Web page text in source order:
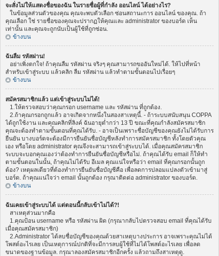
จะสั่งไม่ให้แสดงชื่อของฉัน ในรายชื่อผู้ที่กำลัง ออนไลน์ ได้อย่างไร?
ในข้อมูลส่วนตัวของคุณ คุณจะพบตัวเลือก ซ่อนสถานะการ ออนไลน์ ของคุณ. ถ้า
คุณเลือก ใช่ รายชื่อของคุณจะปรากฏให้คุณและ administrator ของบอร์ด เห็น
เท่านั้น และคุณจะถูกนับเป็นผู้ใช้ที่ถูกซ่อน.
ข้างบน
ฉันลืม รหัสผ่าน!
อย่าเพิ่งตกใจ! ถ้าคุณลืม รหัสผ่าน จริงๆ คุณสามารถขออันใหม่ได้. ให้ไปที่หน้า
สำหรับเข้าสู่ระบบ แล้วคลิก ลืม รหัสผ่าน แล้วทำตามขั้นตอนไปเรื่อยๆ
ข้างบน
สมัครสมาชิกแล้ว แต่เข้าสู่ระบบไม่ได้!
1.ให้ตรวจสอบว่าคุณกรอก username และ รหัสผ่าน ที่ถูกต้อง.
2.ถ้าคุณกรอกถูกแล้ว อาจเกิดจากหนึ่งในสองสาเหตุนี้. - ถ้าระบบสนับสนุน COPPA
ได้ถูกใช้งาน และคุณคลิกที่ลิงค์ ฉันอายุต่ำกว่า 13 ปี ขณะที่คุณกำลังสมัครสมาชิก
คุณจะต้องทำตามขั้นตอนที่คุณได้รับ. - อาจเป็นเพราะชื่อบัญชีของคุณยังไม่ได้รับการ
ยืนยัน บางบอร์ดจะต้องมีการยืนยันชื่อบัญชีหลังทำการสมัครสมาชิก ทั้งโดยตัวคุณ
เอง หรือโดย administrator คุณจึงจะสามารถเข้าสู่ระบบได้. เมื่อคุณสมัครสมาชิก
ระบบจะบอกคุณเองว่าต้องทำการยืนยันชื่อบัญชีหรือไม่. ถ้าคุณได้รับ email ก็ให้ทำ
ตามขั้นตอนในนั้น, ถ้าคุณไม่ได้รับ อีเมล คุณแน่ใจหรือว่า email ที่คุณกรอกนั้นถูก
ต้อง? เหตุผลเดียวที่ต้องทำการยืนยันชื่อบัญชีคือ เพื่อลดการปลอมแปลงตัวเข้ามาสู่
บอร์ด. ถ้าคุณแน่ใจว่า email นั้นถูกต้อง กรุณาติดต่อ administrator ของบอร์ด.
ข้างบน
ฉันเคยเข้าสู่ระบบได้ แต่ตอนนี้กลับเข้าไม่ได้?!
สาเหตุส่วนมากคือ
1.คุณป้อน username หรือ รหัสผ่าน ผิด (กรุณากลับไปตรวจสอบ email ที่คุณได้รับ
เมื่อคุณสมัครสมาชิก)
2.Administrator ได้ลบชื่อบัญชีของคุณด้วยสาเหตุบางประการ อาจเพราะคุณไม่ได้
โพสต์อะไรเลย เป็นเหตุการณ์ปกติที่จะมีการลบผู้ใช้ที่ไม่ได้โพสต์อะไรเลย เพื่อลด
ขนาดของฐานข้อมูล. กรุณาลองสมัครสมาชิกอีกครั้ง แล้วถามถึงสาเหตุดู.